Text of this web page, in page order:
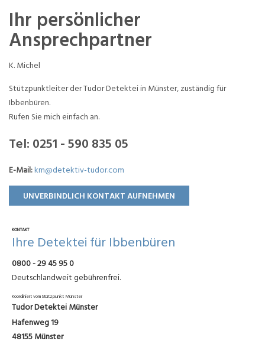
Ihr persönlicher
Ansprechpartner
K. Michel
Stützpunktleiter der Tudor Detektei in Münster, zuständig für
Ibbenbüren.
Rufen Sie mich einfach an.
Tel: 0251 - 590 835 05
E-Mail:km@detektiv-tudor.com
UNVERBINDLICH KONTAKT AUFNEHMEN
KONTAKT
Ihre Detektei für Ibbenbüren
0800 - 29 45 95 0
Deutschlandweit gebührenfrei.
Koordiniert vom Stützpunkt Münster
Tudor Detektei Münster
Hafenweg 19
48155 Münster